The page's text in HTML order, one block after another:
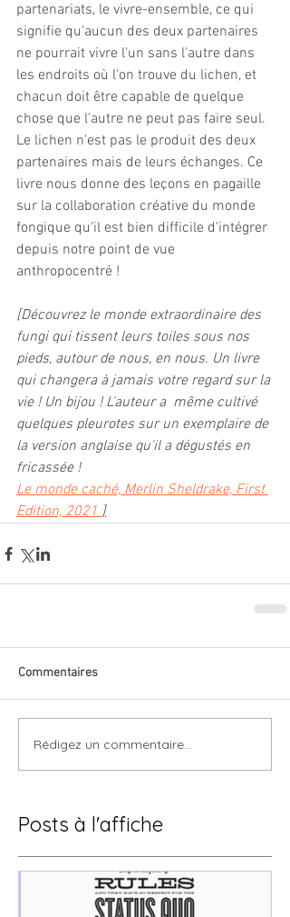
partenariats, le vivre-ensemble, ce qui
signifie qu'aucun des deux partenaires
ne pourrait vivre l'un sans l'autre dans
les endroits où l'on trouve du lichen, et
chacun doit être capable de quelque
chose que l'autre ne peut pas faire seul.
Le lichen n'est pas le produit des deux
partenaires mais de leurs échanges. Ce
livre nous donne des leçons en pagaille
sur la collaboration créative du monde
fongique qu'il est bien difficile d'intégrer
depuis notre point de vue
anthropocentré !
[Découvrez le monde extraordinaire des
fungi qui tissent leurs toiles sous nos
pieds, autour de nous, en nous. Un livre
qui changera à jamais votre regard sur la
vie ! Un bijou ! L'auteur a  même cultivé
quelques pleurotes sur un exemplaire de
la version anglaise qu'il a dégustés en
fricassée !
Le monde caché, Merlin Sheldrake, First
Edition, 2021 ]
Commentaires
Rédigez un commentaire...
Posts à l'affiche